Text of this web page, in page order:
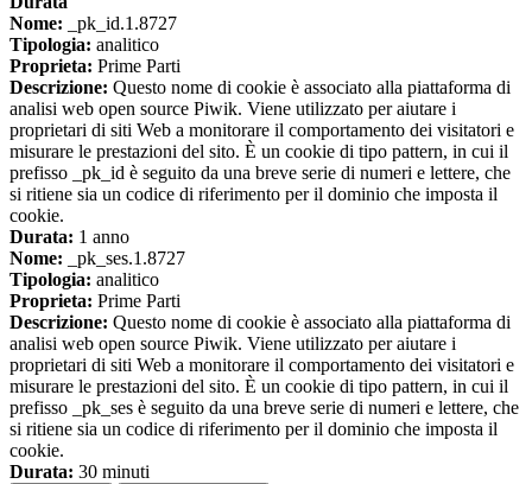
Nome: _pk_id.1.8727
Tipologia: analitico
Proprieta: Prime Parti
Descrizione: Questo nome di cookie è associato alla piattaforma di
analisi web open source Piwik. Viene utilizzato per aiutare i
proprietari di siti Web a monitorare il comportamento dei visitatori e
misurare le prestazioni del sito. È un cookie di tipo pattern, in cui il
prefisso _pk_id è seguito da una breve serie di numeri e lettere, che
si ritiene sia un codice di riferimento per il dominio che imposta il
cookie.
Durata: 1 anno
Nome: _pk_ses.1.8727
Tipologia: analitico
Proprieta: Prime Parti
Descrizione: Questo nome di cookie è associato alla piattaforma di
analisi web open source Piwik. Viene utilizzato per aiutare i
proprietari di siti Web a monitorare il comportamento dei visitatori e
misurare le prestazioni del sito. È un cookie di tipo pattern, in cui il
prefisso _pk_ses è seguito da una breve serie di numeri e lettere, che
si ritiene sia un codice di riferimento per il dominio che imposta il
cookie.
Durata: 30 minuti